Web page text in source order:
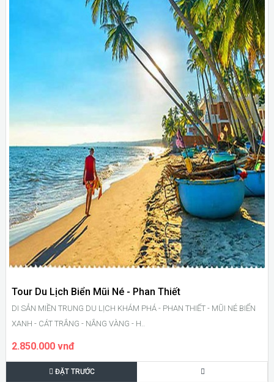
Tour Du Lịch Biển Mũi Né - Phan Thiết
DI SẢN MIỀN TRUNG DU LỊCH KHÁM PHÁ - PHAN THIẾT - MŨI NÉ BIỂN
XANH - CÁT TRẮNG - NẮNG VÀNG - H..
2.850.000 vnđ
ĐẶT TRƯỚC